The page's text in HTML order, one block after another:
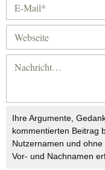
Ihre Argumente,
kommentierten Beitrag
Nutzernamen und
Vor- und Nachnamen